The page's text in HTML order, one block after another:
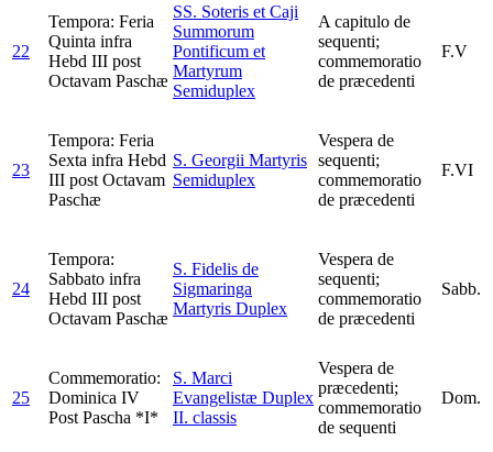
22
Tempora: Feria
Quinta infra
Hebd III post
Octavam Paschæ
SS. Soteris et Caji
Summorum
Pontificum et
Martyrum
Semiduplex
A capitulo de
sequenti;
commemoratio
de præcedenti
F.V
23
Tempora: Feria
Sexta infra Hebd
III post Octavam
Paschæ
S. Georgii Martyris
Semiduplex
Vespera de
sequenti;
commemoratio
de præcedenti
F.VI
24
Tempora:
Sabbato infra
Hebd III post
Octavam Paschæ
S. Fidelis de
Sigmaringa
Martyris Duplex
Vespera de
sequenti;
commemoratio
de præcedenti
Sabb.
25
Commemoratio:
Dominica IV
Post Pascha *I*
S. Marci
Evangelistæ Duplex
II. classis
Vespera de
præcedenti;
commemoratio
de sequenti
Dom.